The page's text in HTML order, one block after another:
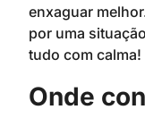
enxaguar
por uma
tudo com calma!
Onde